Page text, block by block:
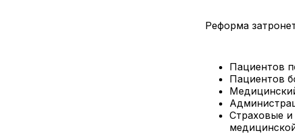
Реформа
Пациентов
Пациентов
Страховые и